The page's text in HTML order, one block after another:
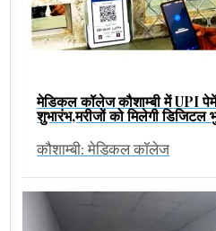
मेडिकल कॉलेज कौशाम्बी में UPI
शुभारंभ,मरीजों को मिलेगी डिजिटल
कौशाम्बी: मेडिकल कॉलेज